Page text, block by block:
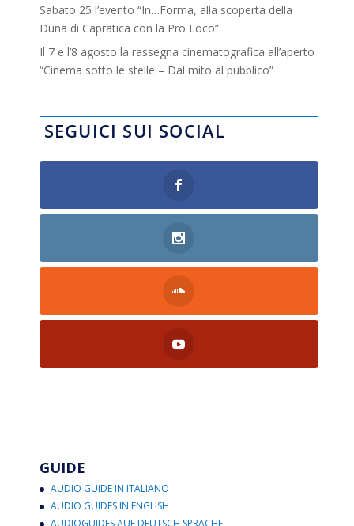
Sabato 25 l’evento “In…Forma, alla scoperta della
Duna di Capratica con la Pro Loco”
Il 7 e l’8 agosto la rassegna cinematografica all’aperto
“Cinema sotto le stelle – Dal mito al pubblico”
SEGUICI SUI SOCIAL
GUIDE
AUDIO GUIDE IN ITALIANO
AUDIO GUIDES IN ENGLISH